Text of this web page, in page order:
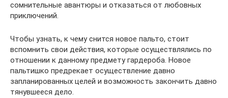
сомнительные авантюры и отказаться от любовных
приключений.
Чтобы узнать, к чему снится новое пальто, стоит
вспомнить свои действия, которые осуществлялись по
отношении к данному предмету гардероба. Новое
пальтишко предрекает осуществление давно
запланированных целей и возможность закончить давно
тянувшееся дело.